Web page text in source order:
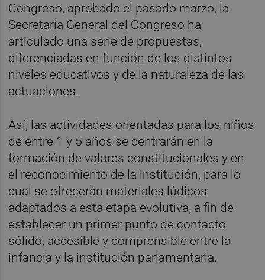
Congreso, aprobado el pasado marzo, la
Secretaría General del Congreso ha
articulado una serie de propuestas,
diferenciadas en función de los distintos
niveles educativos y de la naturaleza de las
actuaciones.
Así, las actividades orientadas para los niños
de entre 1 y 5 años se centrarán en la
formación de valores constitucionales y en
el reconocimiento de la institución, para lo
cual se ofrecerán materiales lúdicos
adaptados a esta etapa evolutiva, a fin de
establecer un primer punto de contacto
sólido, accesible y comprensible entre la
infancia y la institución parlamentaria.